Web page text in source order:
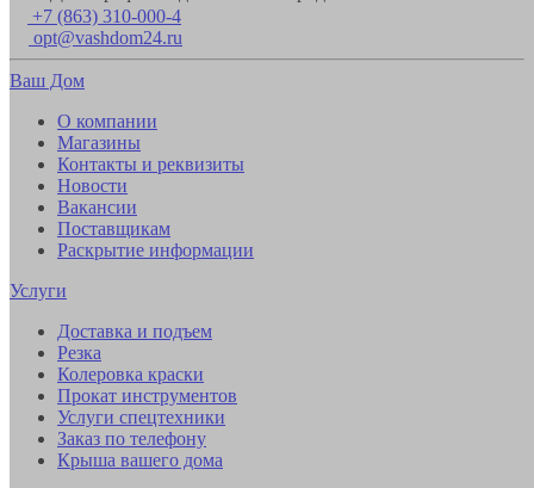
+7 (863) 310-000-4
opt@vashdom24.ru
Ваш Дом
О компании
Магазины
Контакты и реквизиты
Новости
Вакансии
Поставщикам
Раскрытие информации
Услуги
Доставка и подъем
Резка
Колеровка краски
Прокат инструментов
Услуги спецтехники
Заказ по телефону
Крыша вашего дома